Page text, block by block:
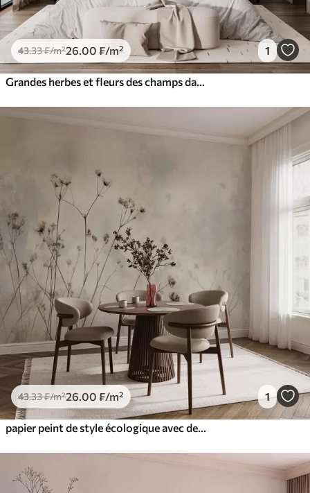
43.33₣/m²26.00 ₣/m² 1
Grandes herbes et fleurs des champs dans des couleurs neutres
43.33₣/m²26.00 ₣/m² 1
papier peint de style écologique avec des plantes sauvages dans des couleurs pastel